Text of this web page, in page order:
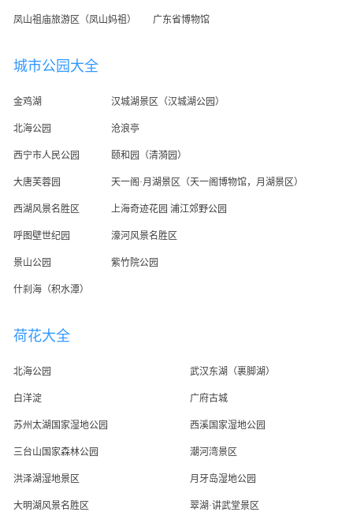
凤山祖庙旅游区（凤山妈祖） 广东省博物馆
城市公园大全
金鸡湖 汉城湖景区（汉城湖公园）
北海公园 沧浪亭
西宁市人民公园 颐和园（清漪园）
大唐芙蓉园 天一阁·月湖景区（天一阁博物馆，月湖景区）
西湖风景名胜区 上海奇迹花园 浦江郊野公园
呼图壁世纪园 濠河风景名胜区
景山公园 紫竹院公园
什刹海（积水潭）
荷花大全
北海公园 武汉东湖（裹脚湖）
白洋淀 广府古城
苏州太湖国家湿地公园 西溪国家湿地公园
三台山国家森林公园 潮河湾景区
洪泽湖湿地景区 月牙岛湿地公园
大明湖风景名胜区 翠湖·讲武堂景区